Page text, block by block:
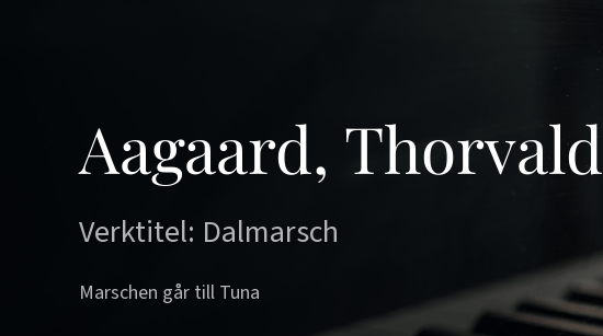
Aagaard, Thorvald
Verktitel: Dalmarsch
Marschen går till Tuna